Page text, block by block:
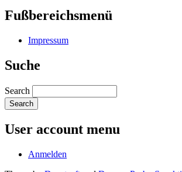
Fußbereichsmenü
Impressum
Suche
Search
User account menu
Anmelden